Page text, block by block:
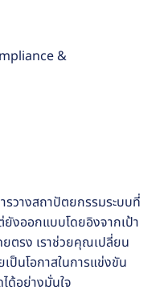
&
รวางสถาปัตยกรรมระบบที่
งออกแบบโดยอิงจากเป้า
ตรง เราช่วยคุณเปลี่ยน
ป็นโอกาสในการแข่งขัน
ด้อย่างมั่นใจ